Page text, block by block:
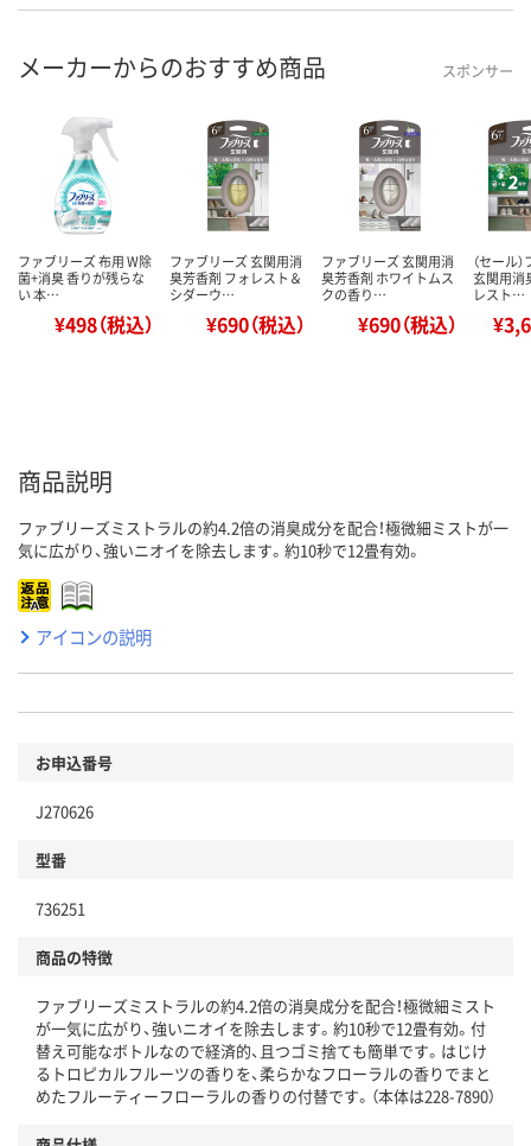
メーカーからのおすすめ商品 スポンサー
ファブリーズ 布用 W除
菌+消臭 香りが残らな
い 本…
¥498（税込）
ファブリーズ 玄関用消
臭芳香剤 フォレスト＆
シダーウ…
¥690（税込）
ファブリーズ 玄関用消
臭芳香剤 ホワイトムス
クの香り…
¥690（税込）
（セール
玄関用消
レスト…
商品説明
ファブリーズミストラルの約4.2倍の消臭成分を配合！極微細ミストが一
気に広がり、強いニオイを除去します。約10秒で12畳有効。
アイコンの説明
お申込番号
J270626
型番
736251
商品の特徴
ファブリーズミストラルの約4.2倍の消臭成分を配合！極微細ミスト
が一気に広がり、強いニオイを除去します。約10秒で12畳有効。付
替え可能なボトルなので経済的、且つゴミ捨ても簡単です。はじけ
るトロピカルフルーツの香りを、柔らかなフローラルの香りでまと
めたフルーティーフローラルの香りの付替です。（本体は228-7890）